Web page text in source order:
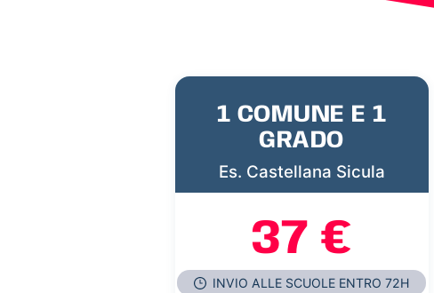
1 COMUNE E 1
GRADO
Es. Castellana Sicula
37 €
INVIO ALLE SCUOLE ENTRO 72H